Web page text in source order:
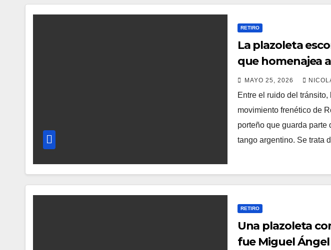
RETIRO
La plazoleta
que homenajea
tango: quién fue
MAYO 25, 2026
Entre el ruido del tránsito,
movimiento frenético de
porteño que guarda parte
tango argentino. Se trata
RETIRO
Una plazoleta
fue Miguel Ángel